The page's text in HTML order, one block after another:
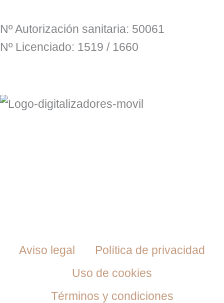
Nº Autorización sanitaria: 50061
Nº Licenciado: 1519 / 1660
Aviso legal
Política de privacidad
Uso de cookies
Términos y condiciones